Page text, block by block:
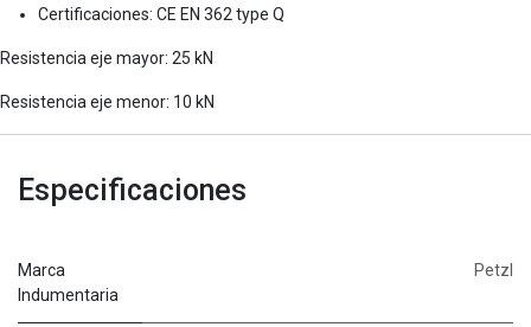
Certificaciones: CE EN 362 type Q
Resistencia eje mayor: 25 kN
Resistencia eje menor: 10 kN
Especificaciones
Marca
Indumentaria
Petzl